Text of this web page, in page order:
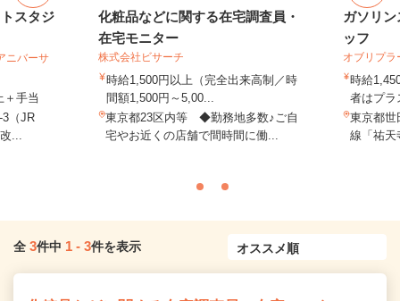
スタジ
ニバーサ
＋手当
3（JR
...
化粧品などに関する在宅調査員・
在宅モニター
株式会社ビサーチ
時給1,500円以上（完全出来高制／時
間額1,500円～5,00...
東京都23区内等 ◆勤務地多数♪ご自
宅やお近くの店舗で間時間に働...
ガソリ
ッフ
オブリプ
時給
者はプラ
東京都世
線「祐天
全 3件中 1 - 3件を表示